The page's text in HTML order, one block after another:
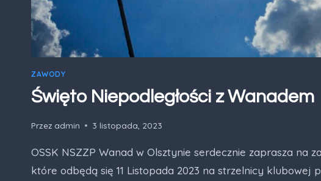
ZAWODY
Święto Niepodległości z Wanadem
Przez admin 3 listopada, 2023
OSSK NSZZP Wanad w Olsztynie serdecznie zaprasza na
które odbędą się 11 Listopada 2023 na strzelnicy klubowej